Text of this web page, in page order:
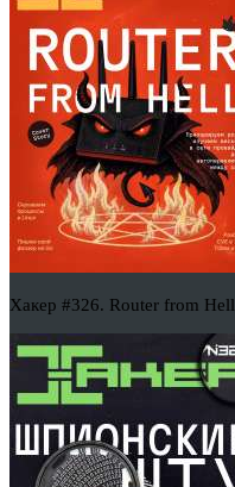
Хакер #326. Router from Hell